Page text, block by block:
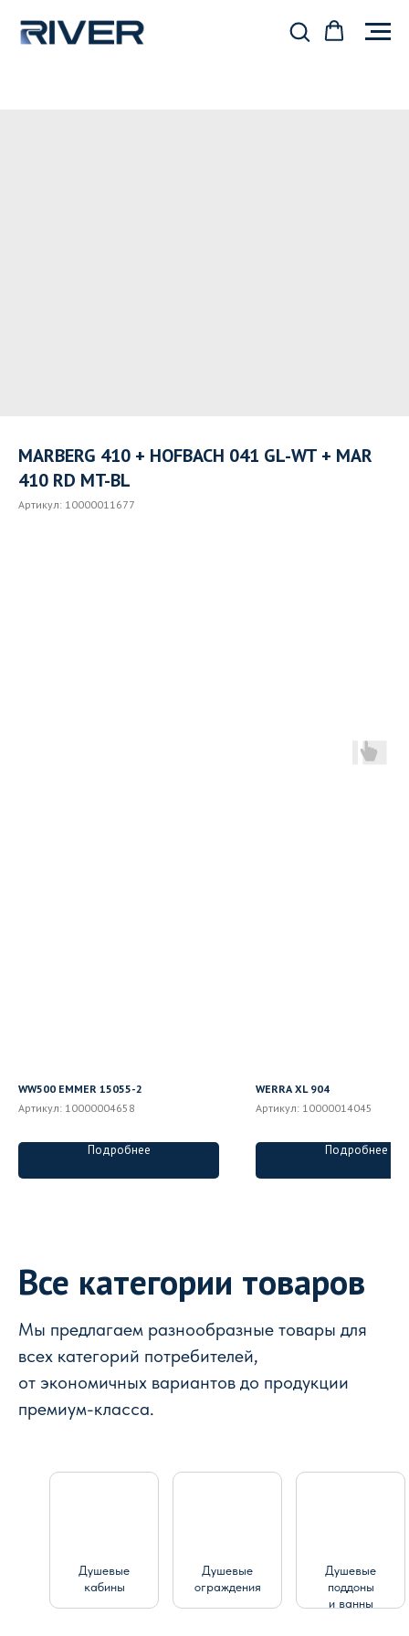
MARBERG 410 + HOFBACH 041 GL-WT + MAR
410 RD MT-BL
Артикул: 10000011677
WW500 EMMER 15055-2
Артикул: 10000004658
Подробнее
WERRA XL 904
Артикул: 10000014045
Подробнее
Все категории товаров
Мы предлагаем разнообразные товары для
всех категорий потребителей,
от экономичных вариантов до продукции
премиум-класса.
Душевые
кабины
Душевые
ограждения
Душевые
поддоны
и ванны